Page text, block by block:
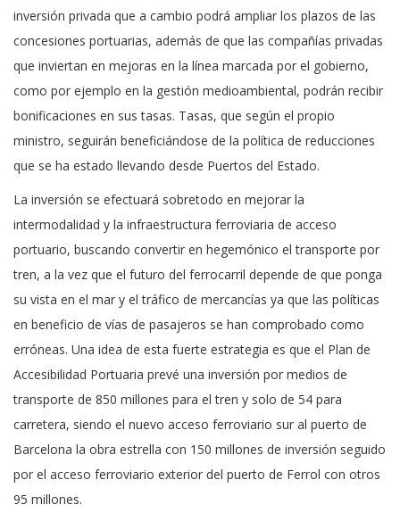
inversión privada que a cambio podrá ampliar los plazos de las
concesiones portuarias, además de que las compañías privadas
que inviertan en mejoras en la línea marcada por el gobierno,
como por ejemplo en la gestión medioambiental, podrán recibir
bonificaciones en sus tasas. Tasas, que según el propio
ministro, seguirán beneficiándose de la política de reducciones
que se ha estado llevando desde Puertos del Estado.
La inversión se efectuará sobretodo en mejorar la
intermodalidad y la infraestructura ferroviaria de acceso
portuario, buscando convertir en hegemónico el transporte por
tren, a la vez que el futuro del ferrocarril depende de que ponga
su vista en el mar y el tráfico de mercancías ya que las políticas
en beneficio de vías de pasajeros se han comprobado como
erróneas. Una idea de esta fuerte estrategia es que el Plan de
Accesibilidad Portuaria prevé una inversión por medios de
transporte de 850 millones para el tren y solo de 54 para
carretera, siendo el nuevo acceso ferroviario sur al puerto de
Barcelona la obra estrella con 150 millones de inversión seguido
por el acceso ferroviario exterior del puerto de Ferrol con otros
95 millones.